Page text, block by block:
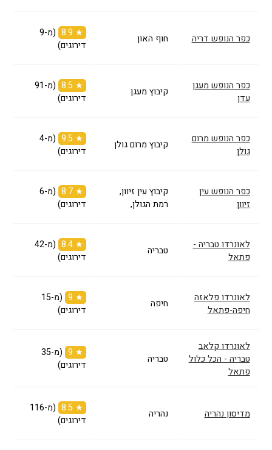
כפר הנופש דריה חוף האון ★ 8.9
(מ-9
דירוגים)
כפר הנופש מעגן
עדן
קיבוץ מעגן ★ 8.5
(מ-91
דירוגים)
כפר הנופש מרום
גולן
קיבוץ מרום גולן ★ 9.5
(מ-4
דירוגים)
כפר הנופש עין
זיוון
קיבוץ עין זיוון,
רמת הגולן,
★ 8.7
(מ-6
דירוגים)
לאונרדו טבריה -
פתאל
טבריה ★ 8.4
(מ-42
דירוגים)
לאונרדו פלאזה
חיפה-פתאל
חיפה ★ 9
(מ-15
דירוגים)
לאונרדו קלאב
טבריה - הכל כלול
פתאל
טבריה
★ 9
(מ-35
דירוגים)
מדיסון נהריה נהריה ★ 8.5
(מ-116
דירוגים)